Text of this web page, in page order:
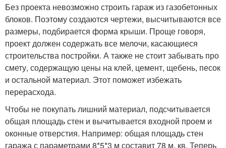
Без проекта невозможно строить гараж из газобетонных
блоков. Поэтому создаются чертежи, высчитываются все
размеры, подбирается форма крыши. Проще говоря,
проект должен содержать все мелочи, касающиеся
строительства постройки. А также не стоит забывать про
смету, содержащую цены на клей, цемент, щебень, песок
и остальной материал. Этот поможет избежать
перерасхода.
Чтобы не покупать лишний материал, подсчитывается
общая площадь стен и вычитывается входной проем и
оконные отверстия. Например: общая площадь стен
гаража с параметрами 8*5*3 м составит 78 м. кв. Теперь